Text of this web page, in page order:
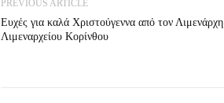
PREVIOUS ARTICLE
Ευχές για καλά Χριστούγεννα από τον
Λιμεναρχείου Κορίνθου